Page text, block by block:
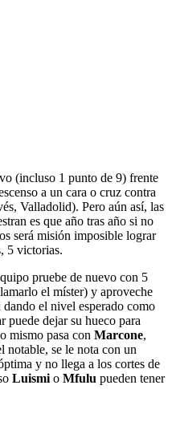
(incluso 1 punto de 9) frente
a un cara o cruz contra
Valladolid). Pero aún así, las
es que año tras año si no
será misión imposible lograr
5 victorias.
pruebe de nuevo con 5
el míster) y aproveche
dando el nivel esperado como
puede dejar su hueco para
mismo pasa con Marcone,
notable, se le nota con un
y no llega a los cortes de
Luismi o Mfulu pueden tener